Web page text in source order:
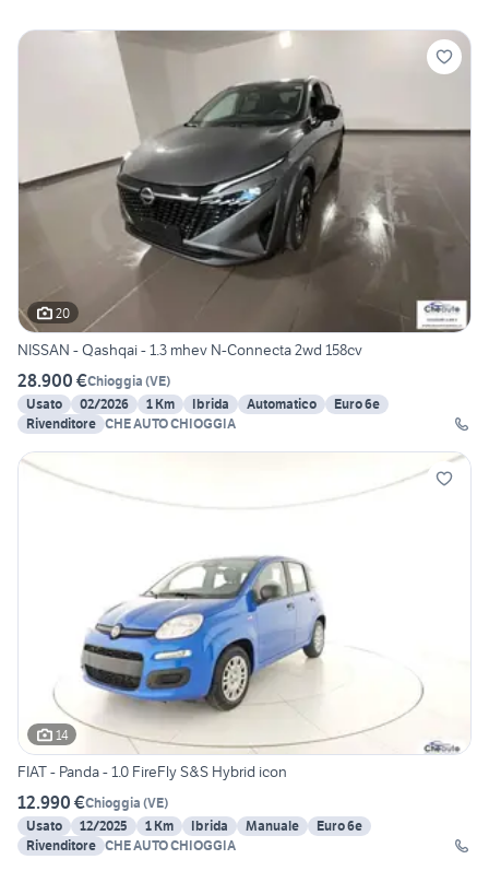
20
NISSAN - Qashqai - 1.3 mhev N-Connecta 2wd 158cv
28.900 €Chioggia (VE)
Usato
02/2026 1 Km Ibrida Automatico
Euro 6e
Rivenditore CHE AUTO CHIOGGIA
14
FIAT - Panda - 1.0 FireFly S&S Hybrid icon
12.990 €Chioggia (VE)
Usato
12/2025 1 Km Ibrida Manuale
Euro 6e
Rivenditore CHE AUTO CHIOGGIA